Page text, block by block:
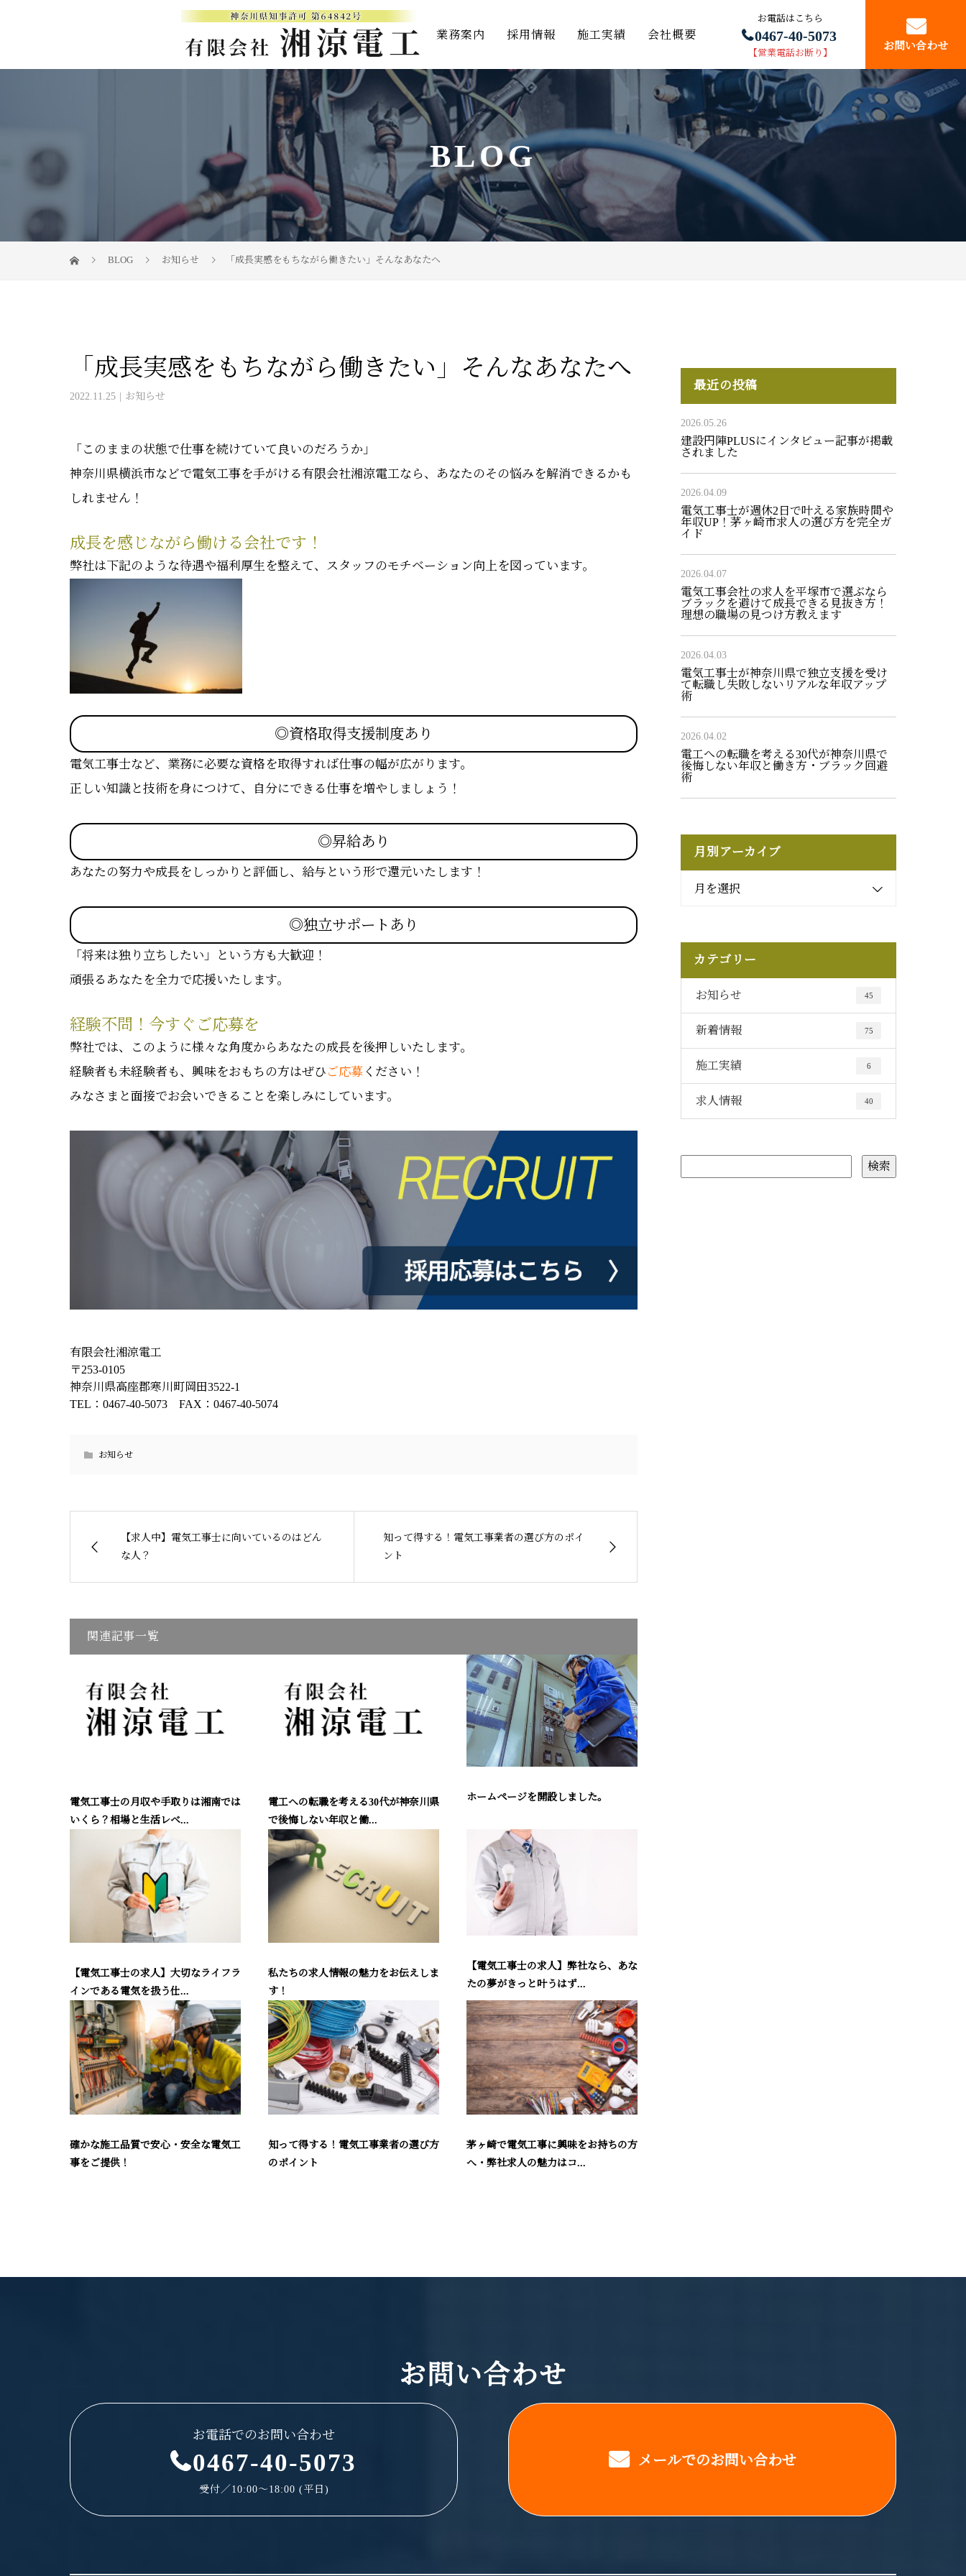
業務案内 採用情報 施工実績 会社概要
お電話はこちら
0467-40-5073
【営業電話お断り】
お問い合わせ
BLOG
BLOG お知らせ 「成長実感をもちながら働きたい」そんなあなたへ
「成長実感をもちながら働きたい」そんなあなたへ
2022.11.25 お知らせ
「このままの状態で仕事を続けていて良いのだろうか」
神奈川県横浜市などで電気工事を手がける有限会社湘涼電工なら、あなたのその悩みを解消できるかも
しれません！
成長を感じながら働ける会社です！
弊社は下記のような待遇や福利厚生を整えて、スタッフのモチベーション向上を図っています。
◎資格取得支援制度あり
電気工事士など、業務に必要な資格を取得すれば仕事の幅が広がります。
正しい知識と技術を身につけて、自分にできる仕事を増やしましょう！
◎昇給あり
あなたの努力や成長をしっかりと評価し、給与という形で還元いたします！
◎独立サポートあり
「将来は独り立ちしたい」という方も大歓迎！
頑張るあなたを全力で応援いたします。
経験不問！今すぐご応募を
弊社では、このように様々な角度からあなたの成長を後押しいたします。
経験者も未経験者も、興味をおもちの方はぜひ ご応募 ください！
みなさまと面接でお会いできることを楽しみにしています。
有限会社湘涼電工
〒253-0105
神奈川県高座郡寒川町岡田3522-1
TEL：0467-40-5073 FAX：0467-40-5074
お知らせ
【求人中】電気工事士に向いているのはどん
な人？
知って得する！電気工事業者の選び方のポイ
ント
関連記事一覧
電気工事士の月収や手取りは湘南では
いくら？相場と生活レベ...
電工への転職を考える30代が神奈川県
で後悔しない年収と働...
ホームページを開設しました。
【電気工事士の求人】大切なライフラ
インである電気を扱う仕...
私たちの求人情報の魅力をお伝えしま
す！
【電気工事士の求人】弊社なら、あな
たの夢がきっと叶うはず...
確かな施工品質で安心・安全な電気工
事をご提供！
知って得する！電気工事業者の選び方
のポイント
茅ヶ崎で電気工事に興味をお持ちの方
へ・弊社求人の魅力はコ...
最近の投稿
2026.05.26
建設円陣PLUSにインタビュー記事が掲載
されました
2026.04.09
電気工事士が週休2日で叶える家族時間や
年収UP！茅ヶ崎市求人の選び方を完全ガ
イド
2026.04.07
電気工事会社の求人を平塚市で選ぶなら
ブラックを避けて成長できる見抜き方！
理想の職場の見つけ方教えます
2026.04.03
電気工事士が神奈川県で独立支援を受け
て転職し失敗しないリアルな年収アップ
術
2026.04.02
電工への転職を考える30代が神奈川県で
後悔しない年収と働き方・ブラック回避
術
月別アーカイブ
月を選択
カテゴリー
お知らせ 45
新着情報 75
施工実績 6
求人情報 40
お問い合わせ
お電話でのお問い合わせ
0467-40-5073
受付／10:00～18:00 (平日)
メールでのお問い合わせ